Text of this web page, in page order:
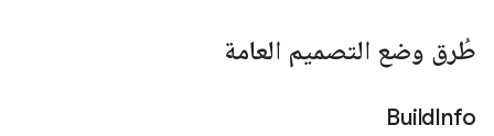
طُرق وضع التصميم العامة
BuildInfo